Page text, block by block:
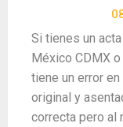
Si tienes un
México CDMX
tiene un error
original y
correcta pero al